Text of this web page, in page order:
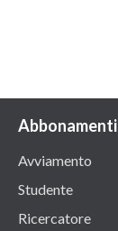
Abbonamenti
Avviamento
Studente
Ricercatore